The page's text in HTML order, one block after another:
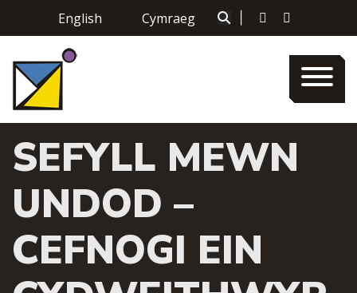
English Cymraeg
SEFYLL MEWN
UNDOD –
CEFNOGI EIN